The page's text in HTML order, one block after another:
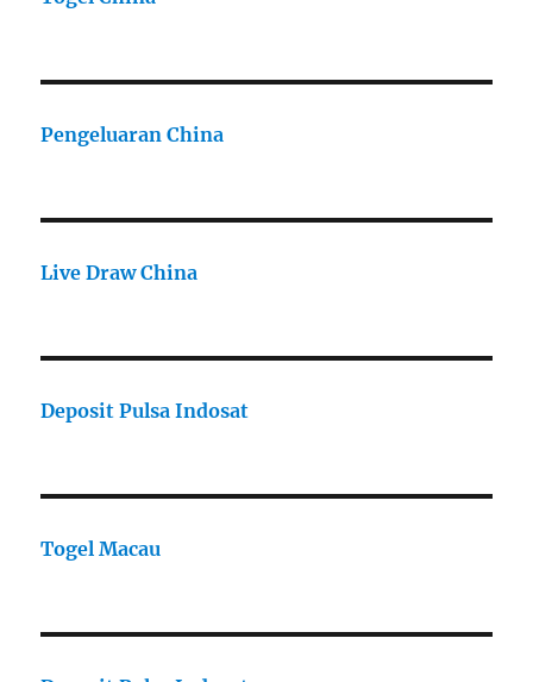
Pengeluaran China
Live Draw China
Deposit Pulsa Indosat
Togel Macau